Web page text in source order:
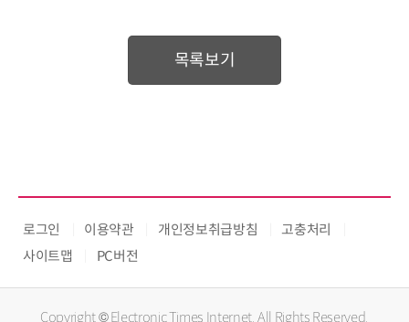
목록보기
로그인 이용약관 개인정보취급방침
고충처리
사이트맵
PC버전
Copyright © Electronic Times Internet. All Rights Reserved.